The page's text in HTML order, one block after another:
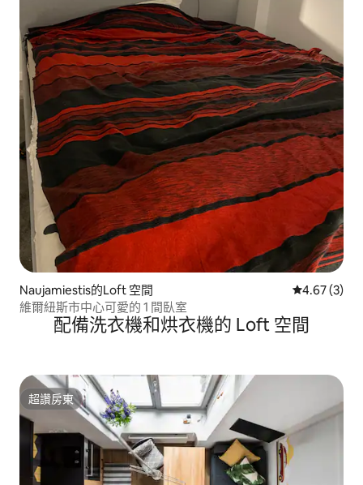
Naujamiestis的Loft 空間 從 3 則評價
4.67 (3)
維爾紐斯市中心可愛的 1 間臥室
配備洗衣機和烘衣機的 Loft 空間
超讚房東
超讚房東